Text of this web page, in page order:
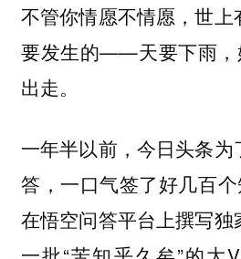
不管你情愿不情愿，世上
要发生的——天要下雨，
出走。
一年半以前，今日头条
答，一口气签了好几百
在悟空问答平台上撰写独